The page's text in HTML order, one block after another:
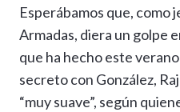
Esperábamos que, como
Armadas, diera un golpe
que ha hecho este
secreto con González,
“muy suave”, según